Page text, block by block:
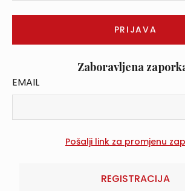
Zaboravljena
EMAIL
REGISTRACIJA